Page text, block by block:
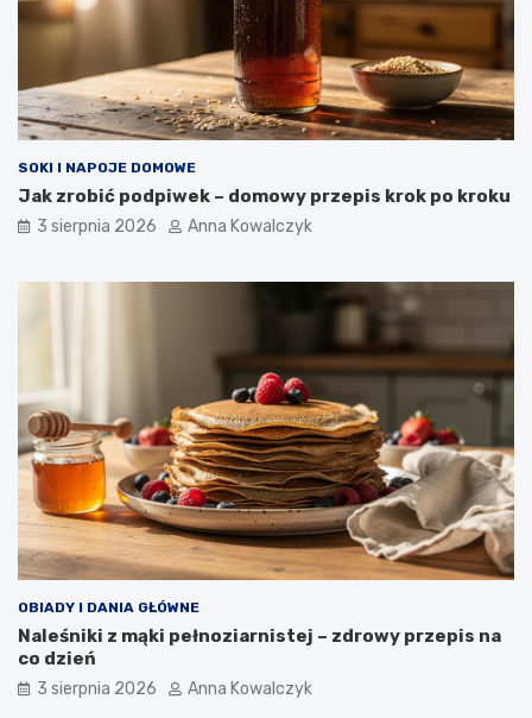
SOKI I NAPOJE DOMOWE
Jak zrobić podpiwek – domowy przepis krok po kroku
3 sierpnia 2026 Anna Kowalczyk
OBIADY I DANIA GŁÓWNE
Naleśniki z mąki pełnoziarnistej – zdrowy przepis na
co dzień
3 sierpnia 2026 Anna Kowalczyk